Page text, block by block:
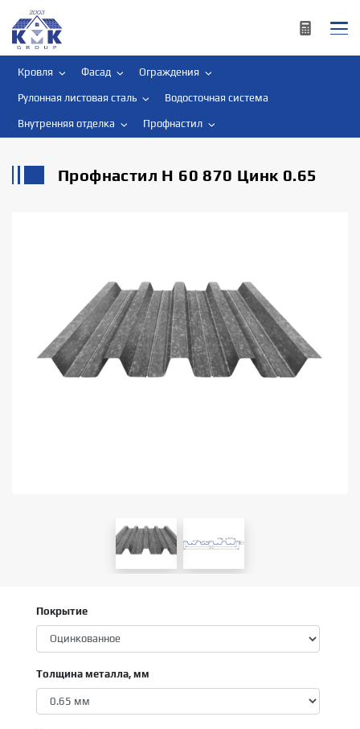
Кровля Фасад Ограждения
Рулонная листовая сталь Водосточная система
Внутренняя отделка Профнастил
Профнастил Н 60 870 Цинк 0.65
Покрытие
Толщина металла, мм